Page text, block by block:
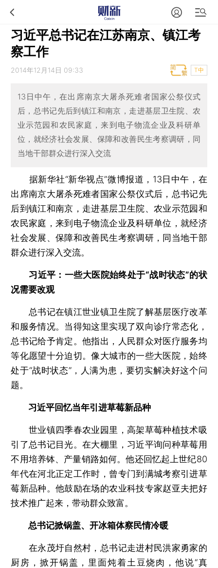
习近平总书记在江苏南京、镇江考
察工作
2014年12月14日 09:33 T中
13日中午，在出席南京大屠杀死难者国家公祭仪式
后，总书记先后到镇江和南京，走进基层卫生院、农
业示范园和农民家庭，来到电子物流企业及科研单
位，就经济社会发展、保障和改善民生考察调研，同
当地干部群众进行深入交流
据新华社“新华视点”微博报道，13日中午，在
出席南京大屠杀死难者国家公祭仪式后，总书记先
后到镇江和南京，走进基层卫生院、农业示范园和
农民家庭，来到电子物流企业及科研单位，就经济
社会发展、保障和改善民生考察调研，同当地干部
群众进行深入交流。
习近平：一些大医院始终处于“战时状态”的状
况需要改观
总书记在镇江世业镇卫生院了解基层医疗改革
和服务情况。当得知这里实现了双向诊疗常态化，
总书记给予肯定。他指出，人民群众对医疗服务均
等化愿望十分迫切。像大城市的一些大医院，始终
处于“战时状态”，人满为患，要切实解决好这个问
题。
习近平回忆当年引进草莓新品种
世业镇四季春农业园里，高架草莓种植技术吸
引了总书记目光。在大棚里，习近平询问种草莓用
不用培养钵、产量销路如何。他还回忆起上世纪80
年代在河北正定工作时，曾专门到满城考察引进草
莓新品种。他鼓励在场的农业科技专家赵亚夫把好
技术推广起来，带动群众致富。
总书记掀锅盖、开冰箱体察民情冷暖
在永茂圩自然村，总书记走进村民洪家勇家的
厨房，掀开锅盖，里面炖着土豆烧肉，他说“真